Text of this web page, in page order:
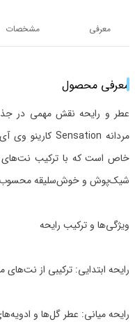
معرفی مشخصات
معرفی محصول
عطر و رایحه نقش مهمی در
خاص است که با ترکیب نت‌های
شیک‌پوش و خوش‌سلیقه
ویژگی‌ها و ترکیب رایحه
رایحه ابتدایی: ترکیبی از
رایحه میانی: عطر گل‌ها و